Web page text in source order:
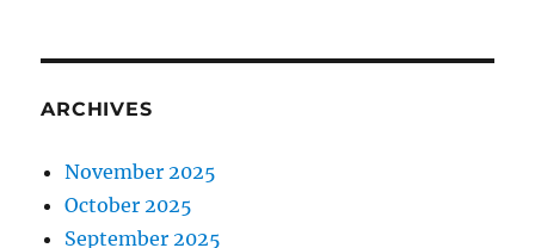
ARCHIVES
November 2025
October 2025
September 2025